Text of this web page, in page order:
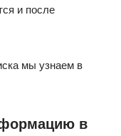
и после
мы узнаем в
в